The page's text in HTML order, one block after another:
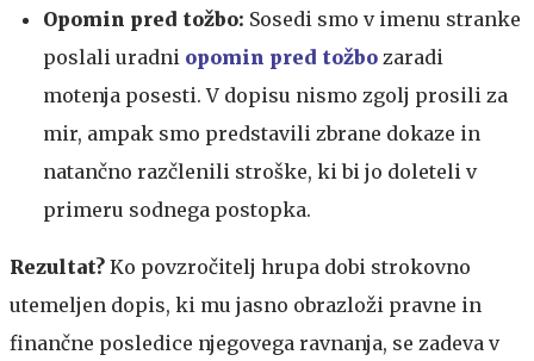
Opomin pred tožbo: Sosedi smo v imenu stranke
poslali uradni opomin pred tožbo zaradi
motenja posesti. V dopisu nismo zgolj prosili za
mir, ampak smo predstavili zbrane dokaze in
natančno razčlenili stroške, ki bi jo doleteli v
primeru sodnega postopka.
Rezultat? Ko povzročitelj hrupa dobi strokovno
utemeljen dopis, ki mu jasno obrazloži pravne in
finančne posledice njegovega ravnanja, se zadeva v